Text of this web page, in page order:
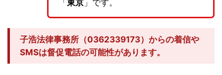
「 東京 」です。
子浩法律事務所（0362339173）からの着信や
SMSは督促電話の可能性があります。